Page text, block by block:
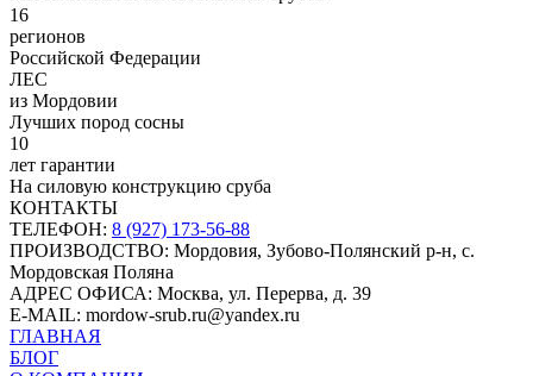
16
регионов
Российской Федерации
ЛЕС
из Мордовии
Лучших пород сосны
10
лет гарантии
На силовую конструкцию сруба
КОНТАКТЫ
ТЕЛЕФОН: 8 (927) 173-56-88
ПРОИЗВОДСТВО: Мордовия, Зубово-Полянский р-н, с.
Мордовская Поляна
АДРЕС ОФИСА: Москва, ул. Перерва, д. 39
E-MAIL: mordow-srub.ru@yandex.ru
ГЛАВНАЯ
БЛОГ